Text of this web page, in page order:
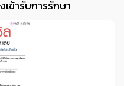
ข้ารับการรักษา